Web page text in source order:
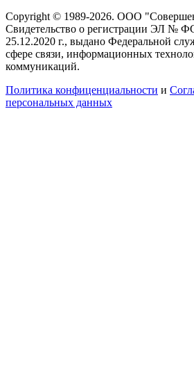
Copyright © 1989-2026. ООО
Свидетельство о регистрации ЭЛ №
25.12.2020 г., выдано Федеральной
сфере связи, информационных
коммуникаций.
Политика конфиценциальности и
персональных данных